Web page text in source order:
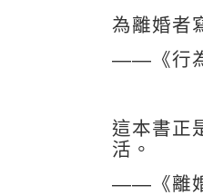
為離婚者
—— 《
這本書正
活。
—— 《